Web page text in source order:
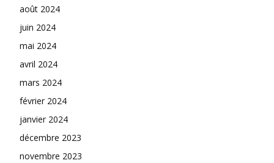
août 2024
juin 2024
mai 2024
avril 2024
mars 2024
février 2024
janvier 2024
décembre 2023
novembre 2023